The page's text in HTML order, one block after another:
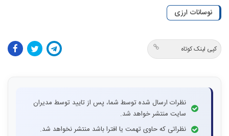
نوسانات ارزی
کپی لینک کوتاه
نظرات ارسال شده توسط شما، پس از تایید توسط مدیران
سایت منتشر خواهد شد.
نظراتی که حاوی تهمت یا افترا باشد منتشر نخواهد شد.